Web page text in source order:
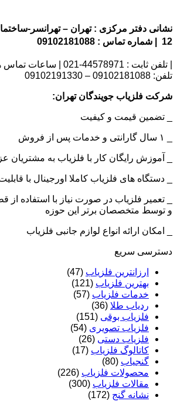
نشانی دفتر مرکزی : تهران – تهرانسر-
12 | شماره تماس : 09102181088
| تلفن ثابت : 44578971-021 | ساعات تماس همه روزه 9 الی 18
تلفن: 09102181088 – 09102191330
شرکت فلزیاب جویندگان تهران:
_ تضمین قیمت و کیفیت
_ آموزش رایگان کار با فلزیاب به مشتریان
_ دستگاه های فلزیاب کاملا اورجینال با
_ تعمیر فلزیاب در صورت نیاز با استفاده از
و توسط متخصصان برتر این حوزه
_ امکان ارائه انواع لوازم جانبی فلزیاب
دسترسی سریع
ارزانترین فلزیاب (47)
بهترین فلزیاب (121)
خدمات فلزیاب (57)
ردیاب طلا (36)
فلزیاب بوقی (151)
فلزیاب تصویری (54)
فلزیاب دستی (26)
کاتالوگ فلزیاب (17)
گنجیاب (80)
محصولات فلزیاب (226)
مقالات فلزیاب (300)
نشانه گنج (172)